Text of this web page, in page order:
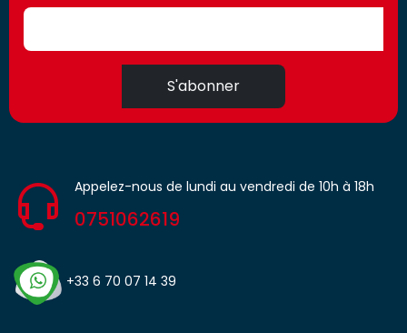
S'abonner
Appelez-nous de lundi au vendredi de 10h à 18h
0751062619
+33 6 70 07 14 39